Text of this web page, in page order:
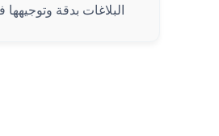
البلاغات بدقة